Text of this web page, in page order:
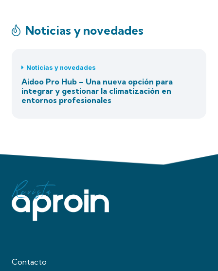
Noticias y novedades
Noticias y novedades
Aidoo Pro Hub – Una nueva opción para
integrar y gestionar la climatización en
entornos profesionales
Contacto